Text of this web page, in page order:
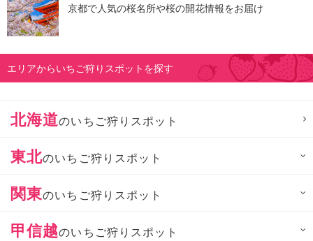
京都で人気の桜名所や桜の開花情報をお届け
エリアからいちご狩りスポットを探す
北海道のいちご狩りスポット
東北のいちご狩りスポット
関東のいちご狩りスポット
甲信越のいちご狩りスポット